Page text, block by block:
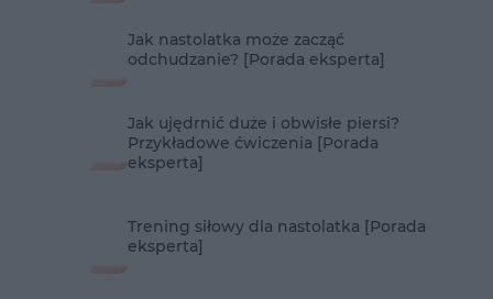
Jak nastolatka może zacząć
odchudzanie? [Porada eksperta]
Jak ujędrnić duże i obwisłe piersi?
Przykładowe ćwiczenia [Porada
eksperta]
Trening siłowy dla nastolatka [Porada
eksperta]